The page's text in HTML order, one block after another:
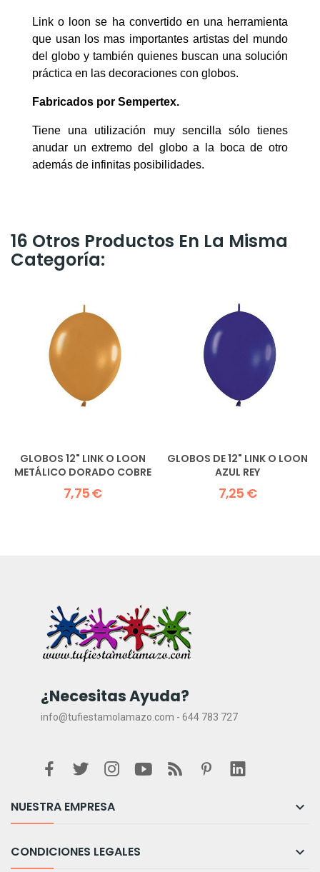
Link o loon se ha convertido en una herramienta
que usan los mas importantes artistas del mundo
del globo y también quienes buscan una solución
práctica en las decoraciones con globos.
Fabricados por Sempertex.
Tiene una utilización muy sencilla sólo tienes
anudar un extremo del globo a la boca de otro
además de infinitas posibilidades.
16 Otros Productos En La Misma
Categoría:
GLOBOS 12" LINK O LOON
METÁLICO DORADO COBRE
7,75 €
GLOBOS DE 12" LINK O LOON
AZUL REY
7,25 €
¿Necesitas Ayuda?
info@tufiestamolamazo.com - 644 783 727
NUESTRA EMPRESA 
CONDICIONES LEGALES 